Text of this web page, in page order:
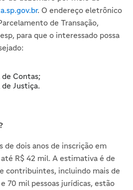
. O endereço eletrônico
de Transação,
para que o interessado possa
Contas;
Justiça.
dois anos de inscrição em
R$ 42 mil. A estimativa é de
contribuintes, incluindo mais de
70 mil pessoas jurídicas, estão